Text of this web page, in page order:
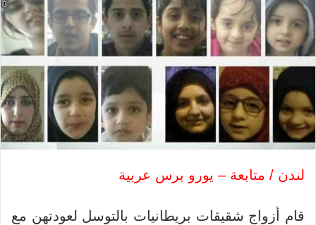
لندن / متابعة – يورو برس عربية
قام أزواج شقيقات بريطانيات بالتوسل لعودتهن مع